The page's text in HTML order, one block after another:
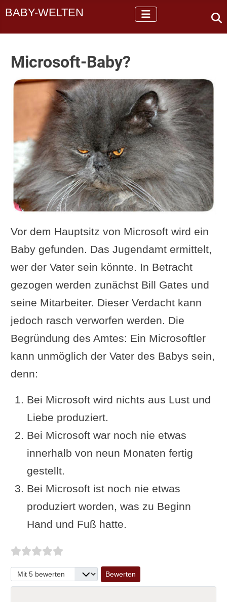
BABY-WELTEN
Microsoft-Baby?
Vor dem Hauptsitz von Microsoft wird ein
Baby gefunden. Das Jugendamt ermittelt,
wer der Vater sein könnte. In Betracht
gezogen werden zunächst Bill Gates und
seine Mitarbeiter. Dieser Verdacht kann
jedoch rasch verworfen werden. Die
Begründung des Amtes: Ein Microsoftler
kann unmöglich der Vater des Babys sein,
denn:
Bei Microsoft wird nichts aus Lust und
Liebe produziert.
Bei Microsoft war noch nie etwas
innerhalb von neun Monaten fertig
gestellt.
Bei Microsoft ist noch nie etwas
produziert worden, was zu Beginn
Hand und Fuß hatte.
Bitte bewerten